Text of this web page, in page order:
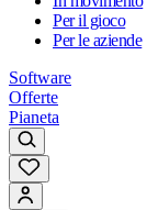
Per il gioco
Per le aziende
Software
Offerte
Pianeta